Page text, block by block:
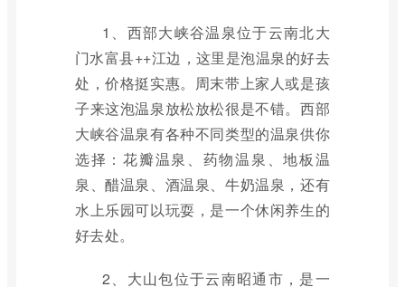
1、西部大峡谷温泉位于云南北大
门水富县++江边，这里是泡温泉的好去
处，价格挺实惠。周末带上家人或是孩
子来这泡温泉放松放松很是不错。西部
大峡谷温泉有各种不同类型的温泉供你
选择：花瓣温泉、药物温泉、地板温
泉、醋温泉、酒温泉、牛奶温泉，还有
水上乐园可以玩耍，是一个休闲养生的
好去处。
2、大山包位于云南昭通市，是一